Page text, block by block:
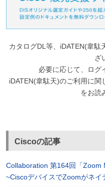
カタログDL等、iDATEN(韋駄
ざ
必要に応じて、ログ
iDATEN(韋駄天)のご利用に
をお読
Ciscoの記事
Collaboration 第164回「Zoom
~CiscoデバイスでZoomがネイ